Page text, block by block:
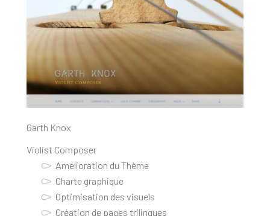
Garth Knox
Violist Composer
Amélioration du Thème
Charte graphique
Optimisation des visuels
Création de pages trilingues